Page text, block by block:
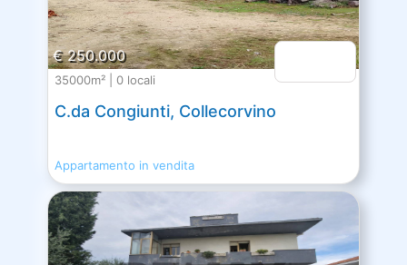
€ 250.000
35000m² | 0 locali
C.da Congiunti, Collecorvino
Appartamento in vendita